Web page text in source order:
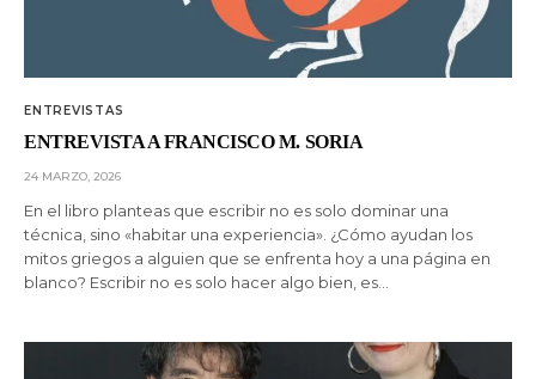
ENTREVISTAS
ENTREVISTA A FRANCISCO M. SORIA
24 MARZO, 2026
En el libro planteas que escribir no es solo dominar una
técnica, sino «habitar una experiencia». ¿Cómo ayudan los
mitos griegos a alguien que se enfrenta hoy a una página en
blanco? Escribir no es solo hacer algo bien, es…